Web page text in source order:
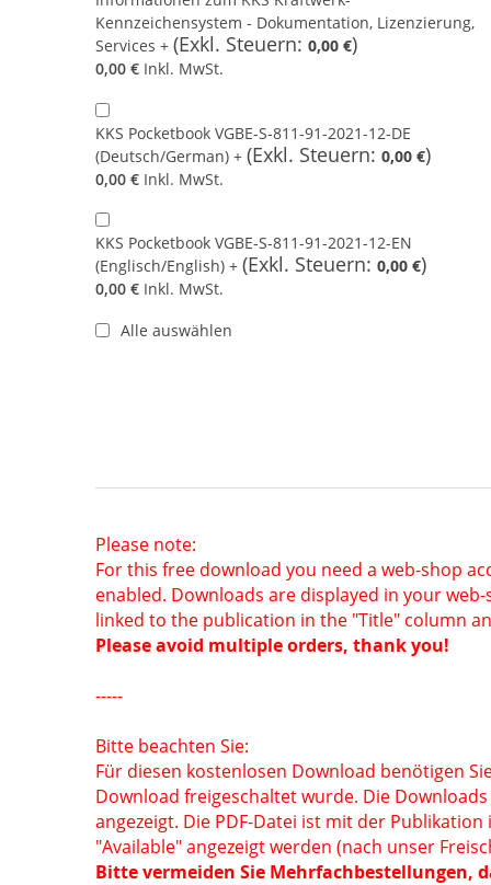
Kennzeichensystem - Dokumentation, Lizenzierung,
Services
0,00 €
0,00 € Inkl. MwSt.
KKS Pocketbook VGBE-S-811-91-2021-12-DE
(Deutsch/German)
0,00 €
0,00 € Inkl. MwSt.
KKS Pocketbook VGBE-S-811-91-2021-12-EN
(Englisch/English)
0,00 €
0,00 € Inkl. MwSt.
Alle auswählen
Please note:
For this free download you need a web-shop
enabled. Downloads are displayed in your
linked to the publication in the "Title" column
Please avoid multiple orders, thank you!
-----
Bitte beachten Sie:
Für diesen kostenlosen Download benötigen
Download freigeschaltet wurde. Die
angezeigt. Die PDF-Datei ist mit der
"Available" angezeigt werden (nach unser
Bitte vermeiden Sie Mehrfachbestellungen,